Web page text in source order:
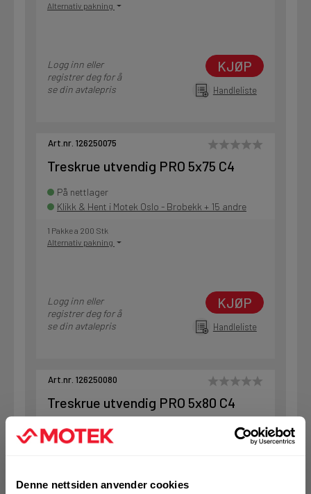
Denne nettsiden anvender cookies
Alternativ pakning
Logg inn eller
registrer deg for å
se din avtalepris
KJØP
Handleliste
Art.nr. 126250075
Treskrue utvendig PRO 5x75 C4
På nettlager
Klikk & Hent i Motek Oslo - Brobekk + 15 andre
1 Pakke a 200 Stk
Alternativ pakning
Logg inn eller
registrer deg for å
se din avtalepris
KJØP
Handleliste
Art.nr. 126250080
Treskrue utvendig PRO 5x80 C4
På nettlager
Klikk & Hent i Motek Oslo - Brobekk + 30 andre
Alternativ pakning